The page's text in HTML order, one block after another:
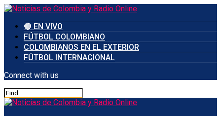
🔴 EN VIVO
FÚTBOL COLOMBIANO
COLOMBIANOS EN EL EXTERIOR
FÚTBOL INTERNACIONAL
Connect with us